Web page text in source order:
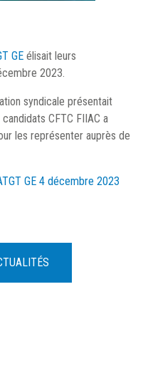
GE élisait leurs
2023.
syndicale présentait
CFTC FIIAC a
les représenter auprès de
GE 4 décembre 2023